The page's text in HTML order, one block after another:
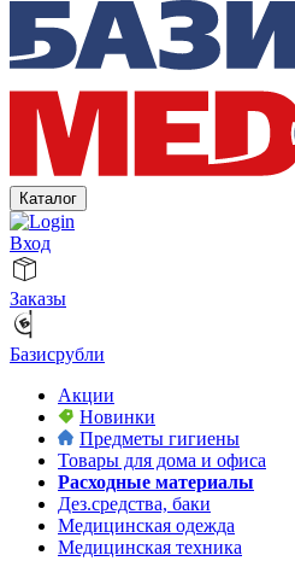
Каталог
Вход
Заказы
Базисрубли
Акции
Новинки
Предметы гигиены
Товары для дома и офиса
Расходные материалы
Дез.средства, баки
Медицинская одежда
Медицинская техника